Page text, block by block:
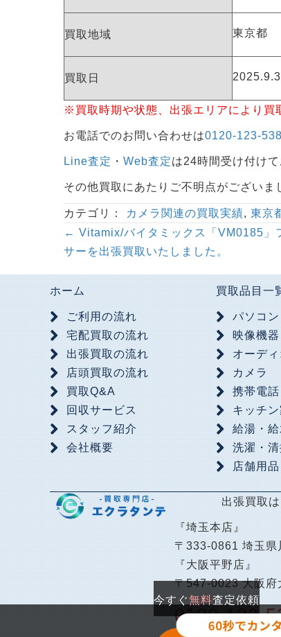
買取地域 東京都
買取日
※買取時期や状態、出張エリアにより買
お電話でのお問い合わせは0120-123-538
Line査定 ・ Web査定は24時間受け付けて
その他買取にあたりご不明点がございま
カテゴリ： カメラ関連の買取実績, 東京
Posts
navigation
← Vitamix/バイタミックス「VM0185」
サーを出張買取いたしました。
今すぐ無料査定依頼
ホーム
ご利用の流れ
宅配買取の流れ
出張買取の流れ
店頭買取の流れ
買取Q&A
回収サービス
スタッフ紹介
会社概要
買取品目一
パソコン
映像機器
オーディ
カメラ
携帯電話
キッチ
給湯・
洗濯・
店舗用品
出張買取
『埼玉本店』
〒333-0861 埼玉
『大阪平野店』
〒547-0023 大阪府
0120-123-